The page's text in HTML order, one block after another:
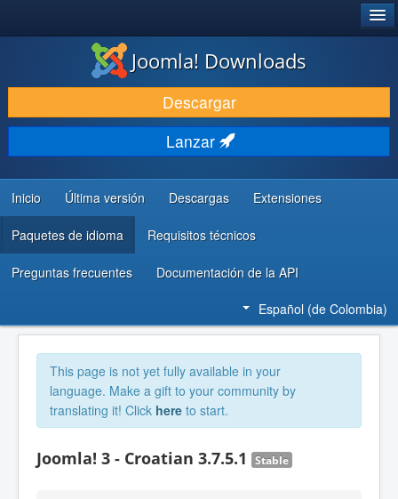
DESCARGAR
DESCUBRE Y APRENDE
COMUNIDAD Y AYUDA
RECURSOS PARA DESARROLLADORES
Joomla! Downloads
Descargar
Lanzar
Inicio Última versión Descargas Extensiones
Paquetes de idioma Requisitos técnicos
Preguntas frecuentes Documentación de la API
Español (de Colombia)
This page is not yet fully available in your
language. Make a gift to your community by
translating it! Click here to start.
Joomla! 3 - Croatian 3.7.5.1 Stable